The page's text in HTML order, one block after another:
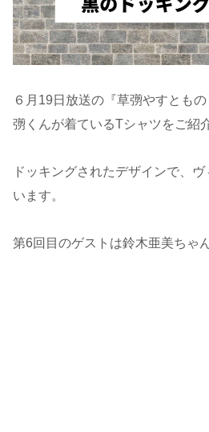
６月19日放送の『草彅やすとも
彅くんが着ているTシャツをご紹
ドッキングされたデザインで、
います。
第6回目のゲストは鈴木亜美ちゃ